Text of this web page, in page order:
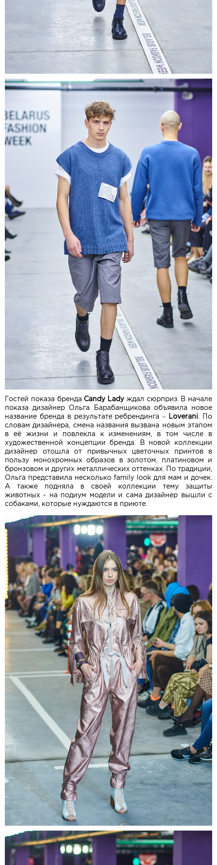
Гостей показа бренда Candy Ladyждал сюрприз. В начале
показа дизайнер Ольга Барабанщикова объявила новое
название бренда в результате ребрендинга – Loverani . По
словам дизайнера, смена названия вызвана новым этапом
в её жизни и повлекла к изменениям, в том числе в
художественной концепции бренда. В новой коллекции
дизайнер отошла от привычных цветочных принтов в
пользу монохромных образов в золотом, платиновом и
бронзовом и других металлических оттенках. По традиции,
Ольга представила несколько family look для мам и дочек.
А также подняла в своей коллекции тему защиты
животных - на подиум модели и сама дизайнер вышли с
собаками, которые нуждаются в приюте.